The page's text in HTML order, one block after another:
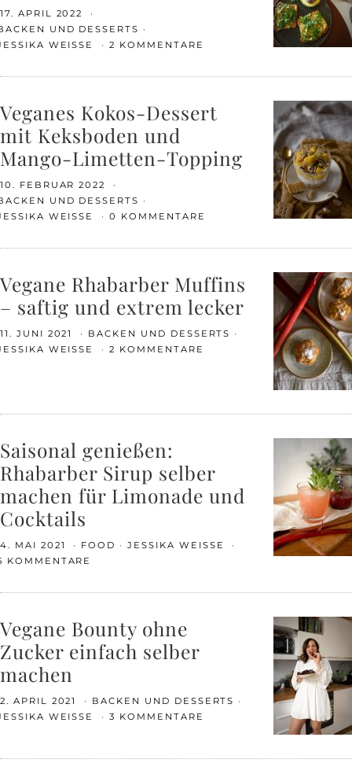
17. APRIL 2022
UND DESSERTS
WEISSE
2 KOMMENTARE
Veganes Kokos-Dessert
mit Keksboden und
Mango-Limetten-Topping
10. FEBRUAR 2022
UND DESSERTS
WEISSE
0 KOMMENTARE
Vegane Rhabarber Muffins
– saftig und extrem lecker
11. JUNI 2021
BACKEN UND DESSERTS
WEISSE
2 KOMMENTARE
Saisonal genießen:
Rhabarber Sirup selber
machen für Limonade und
Cocktails
4. MAI 2021 FOOD
JESSIKA WEISSE
KOMMENTARE
Vegane Bounty ohne
Zucker einfach selber
machen
2. APRIL 2021
BACKEN UND DESSERTS
WEISSE
3 KOMMENTARE